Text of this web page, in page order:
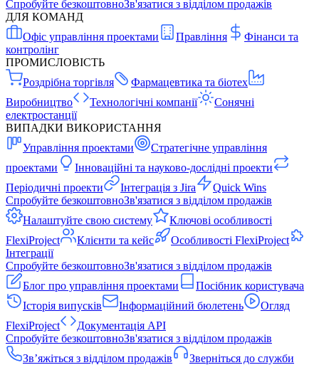
Спробуйте безкоштовноЗв'язатися з відділом продажів
ДЛЯ КОМАНД
Офіс управління проектами
Правління
Фінанси та
контролінг
ПРОМИСЛОВІСТЬ
Роздрібна торгівля
Фармацевтика та біотех
Виробництво
Технологічні компанії
Сонячні
електростанції
ВИПАДКИ ВИКОРИСТАННЯ
Управління проектами
Стратегічне управління
проектами
Інноваційні та науково-дослідні проекти
Періодичні проекти
Інтеграція з Jira
Quick Wins
Спробуйте безкоштовноЗв'язатися з відділом продажів
Налаштуйте свою систему
Ключові особливості
FlexiProject
Клієнти та кейс
Особливості FlexiProject
Інтеграції
Спробуйте безкоштовноЗв'язатися з відділом продажів
Блог про управління проектами
Посібник користувача
Історія випусків
Інформаційний бюлетень
Огляд
FlexiProject
Документація API
Спробуйте безкоштовноЗв'язатися з відділом продажів
Зв’яжіться з відділом продажів
Зверніться до служби